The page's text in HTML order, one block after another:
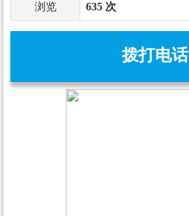
浏览 635 次
拨打电话